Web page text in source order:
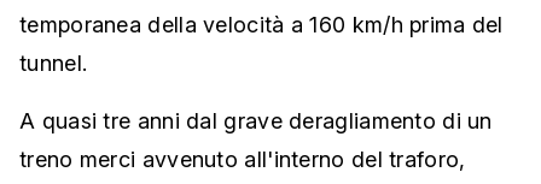
temporanea della velocità a 160 km/h prima del
tunnel.
A quasi tre anni dal grave deragliamento di un
treno merci avvenuto all'interno del traforo,